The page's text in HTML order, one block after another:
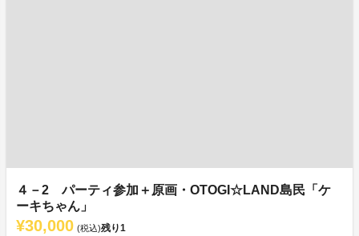
４－2 パーティ参加＋原画・OTOGI☆LAND島民「ケ
ーキちゃん」
¥30,000 (税込)残り1